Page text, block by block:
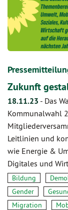
Zukunft
18.11.23 - Das
Kommunalwahl
Leitlinien und
wie Energie &
Digitales und
Bildung
Gender
Migration